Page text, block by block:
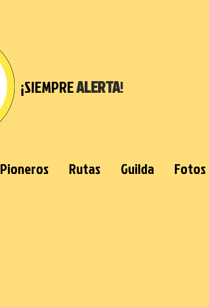
¡SIEMPREALERTA!
Pioneros Rutas Guilda Fotos